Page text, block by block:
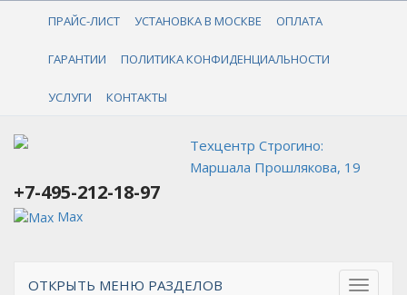
+7-495-212-18-97
ПРАЙС-ЛИСТ УСТАНОВКА В МОСКВЕ ОПЛАТА
ГАРАНТИИ ПОЛИТИКА КОНФИДЕНЦИАЛЬНОСТИ
УСЛУГИ КОНТАКТЫ
Техцентр Строгино:
Маршала Прошлякова, 19
+7-495-212-18-97
Max
ОТКРЫТЬ МЕНЮ РАЗДЕЛОВ